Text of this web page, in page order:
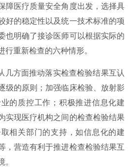
障医疗质量安全角度出发，选择具
好的稳定性以及统一技术标准的项
也明确了接诊医师可以根据实际的
行重新检查的六种情形。
几方面推动落实检查检验结果互认
级的原则；加强临床检验、放射影
的质控工作；积极推进信息化建
实现医疗机构之间的检查检验结果
相关部门的支持，如信息化的建
，营造有利于推进检查检验结果互
。